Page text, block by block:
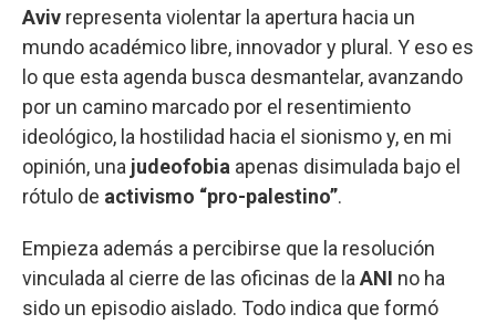
Aviv representa violentar la apertura hacia un
mundo académico libre, innovador y plural. Y eso es
lo que esta agenda busca desmantelar, avanzando
por un camino marcado por el resentimiento
ideológico, la hostilidad hacia el sionismo y, en mi
opinión, una judeofobia apenas disimulada bajo el
rótulo de activismo “pro-palestino”.
Empieza además a percibirse que la resolución
vinculada al cierre de las oficinas de la ANI no ha
sido un episodio aislado. Todo indica que formó